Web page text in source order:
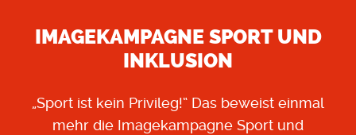
IMAGEKAMPAGNE SPORT UND
INKLUSION
„Sport ist kein Privileg!“ Das beweist einmal
mehr die Imagekampagne Sport und